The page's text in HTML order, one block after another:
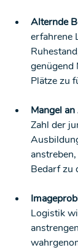
Alternde
erfahrene
genügend
Plätze zu
Mangel
Zahl der
Bedarf zu
Logistik